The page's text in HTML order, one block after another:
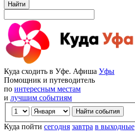
Найти
Куда сходить в Уфе. Афиша Уфы
Помощник и путеводитель
по интересным местам
и лучшим событиям
Куда пойти сегодня завтра в выходные